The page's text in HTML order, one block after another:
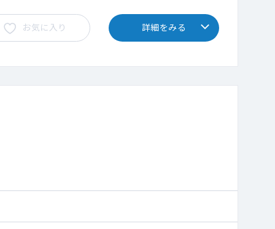
お気に入り 詳細をみる